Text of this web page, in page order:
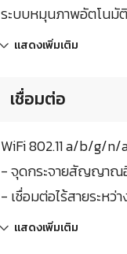
ระบบหมุนภาพอัตโนมั
แสดงเพิ่มเติม
เชื่อมต่อ
WiFi 802.11 a/b/g/n/
- จุดกระจายสัญญาณ
- เชื่อมต่อไร้สายระห
แสดงเพิ่มเติม